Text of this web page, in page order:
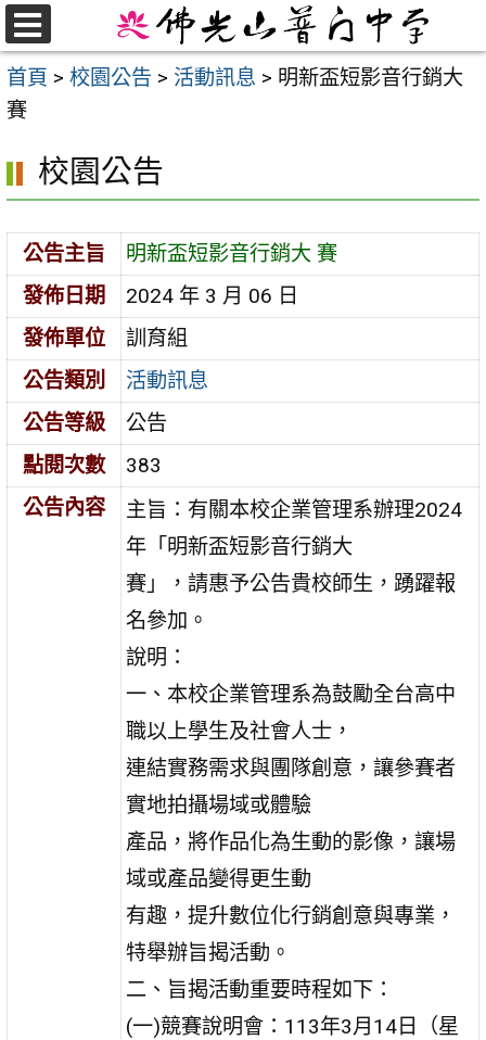
跳
至
主
要
首頁 > 校園公告 > 活動訊息 > 明新盃短影音行銷大
賽
校園公告
公告主旨
明新盃短影音行銷大 賽
發佈日期
2024 年 3 月 06 日
發佈單位
訓育組
公告類別
活動訊息
公告等級
公告
點閱次數
383
公告內容
主旨：有關本校企業管理系辦理2024
年「明新盃短影音行銷大
賽」，請惠予公告貴校師生，踴躍報
名參加。
說明：
一、本校企業管理系為鼓勵全台高中
職以上學生及社會人士，
連結實務需求與團隊創意，讓參賽者
實地拍攝場域或體驗
產品，將作品化為生動的影像，讓場
域或產品變得更生動
有趣，提升數位化行銷創意與專業，
特舉辦旨揭活動。
二、旨揭活動重要時程如下：
(一)競賽說明會：113年3月14日（星
選
單